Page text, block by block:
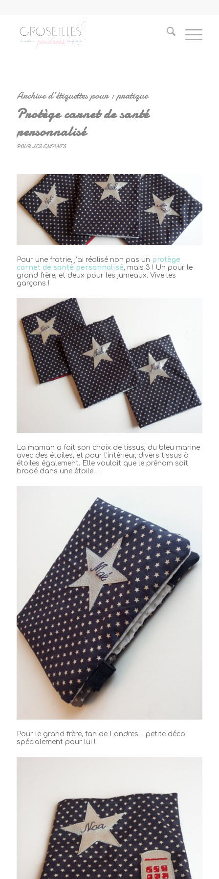
Archive d’étiquettes pour :pratique
Protège carnet de santé
personnalisé
POUR LES ENFANTS
Pour une fratrie, j’ai réalisé non pas un protège
carnet de santé personnalisé, mais 3 ! Un pour le
grand frère, et deux pour les jumeaux. Vive les
garçons !
La maman a fait son choix de tissus, du bleu marine
avec des étoiles, et pour l’intérieur, divers tissus à
étoiles également. Elle voulait que le prénom soit
brodé dans une étoile…
Pour le grand frère, fan de Londres… petite déco
spécialement pour lui !